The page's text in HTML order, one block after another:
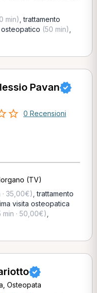
min) ,trattamento
(50 min)
Pavan
0 Recensioni
(TV)
· 35,00€) ,trattamento
visita osteopatica
min · 50,00€)
Osteopata